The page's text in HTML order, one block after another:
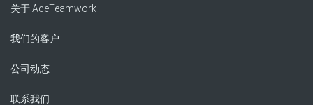
关于 AceTeamwork
我们的客户
公司动态
联系我们